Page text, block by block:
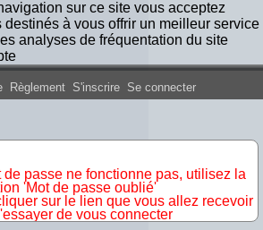
sur ce site vous acceptez
destinés à vous offrir un meilleur service
analyses de fréquentation du site
Iron Maiden France
Règlement S'inscrire Se connecter
de passe ne fonctionne pas, utilisez la
'Mot de passe oublié'
sur le lien que vous allez recevoir
de vous connecter